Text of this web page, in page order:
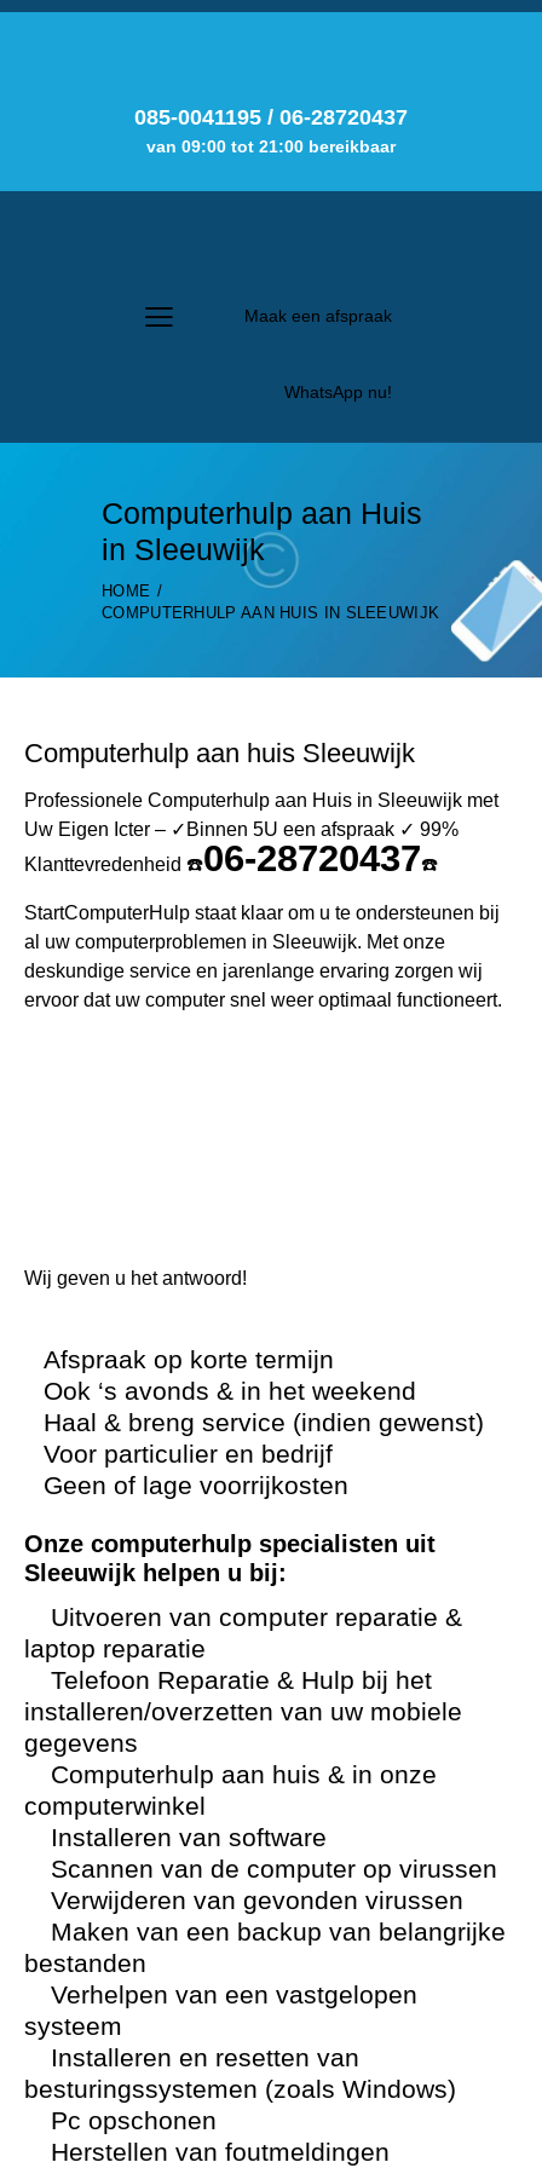
085-0041195 / 06-28720437
van 09:00 tot 21:00 bereikbaar
Maak een afspraak
WhatsApp nu!
Computerhulp aan Huis
in Sleeuwijk
HOME
COMPUTERHULP AAN HUIS IN SLEEUWIJK
Computerhulp aan huis Sleeuwijk
Professionele Computerhulp aan Huis in Sleeuwijk met
Uw Eigen Icter – ✓Binnen 5U een afspraak ✓ 99%
Klanttevredenheid ☎️06-28720437☎️
StartComputerHulp staat klaar om u te ondersteunen bij
al uw computerproblemen in Sleeuwijk. Met onze
deskundige service en jarenlange ervaring zorgen wij
ervoor dat uw computer snel weer optimaal functioneert.
Wij geven u het antwoord!
Afspraak op korte termijn
Ook ‘s avonds & in het weekend
Haal & breng service (indien gewenst)
Voor particulier en bedrijf
Geen of lage voorrijkosten
Onze computerhulp specialisten uit
Sleeuwijk helpen u bij:
Uitvoeren van computer reparatie &
laptop reparatie
Telefoon Reparatie & Hulp bij het
installeren/overzetten van uw mobiele
gegevens
Computerhulp aan huis & in onze
computerwinkel
Installeren van software
Scannen van de computer op virussen
Verwijderen van gevonden virussen
Maken van een backup van belangrijke
bestanden
Verhelpen van een vastgelopen
systeem
Installeren en resetten van
besturingssystemen (zoals Windows)
Pc opschonen
Herstellen van foutmeldingen